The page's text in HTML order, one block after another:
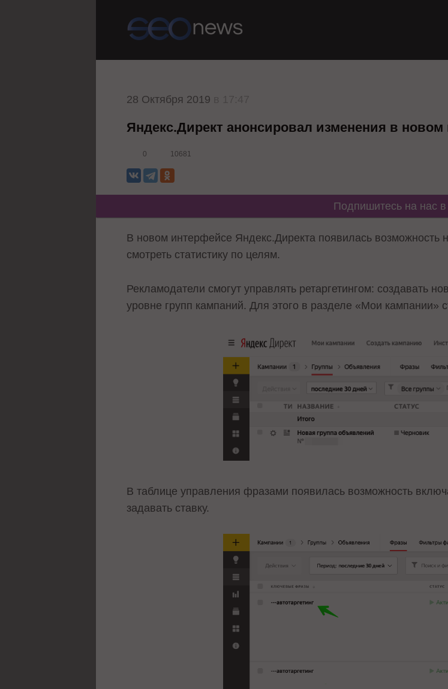
28 Октября 2019
Яндекс.Директ анонсировал изменения в
0 10681
Подпишитесь на нас в
В новом интерфейсе Яндекс.Директа появилась возможность
смотреть статистику по целям.
Рекламодатели смогут управлять ретаргетингом: создавать
уровне групп кампаний. Для этого в разделе «Мои кампании»
В таблице управления фразами появилась возможность
задавать ставку.